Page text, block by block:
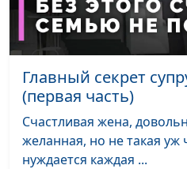
Главный секрет
(первая часть)
Счастливая жена,
желанная, но не такая уж
нуждается каждая ...